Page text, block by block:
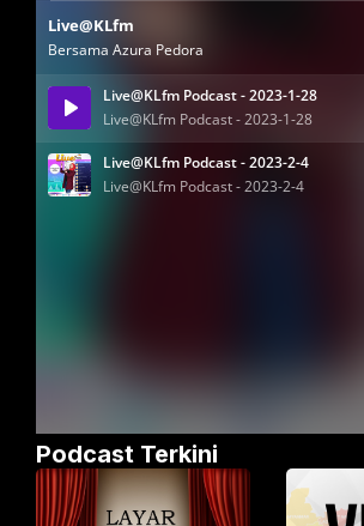
Podcast Terkini